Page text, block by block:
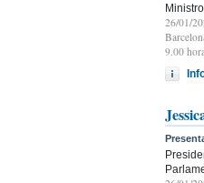
26/01/
9.00